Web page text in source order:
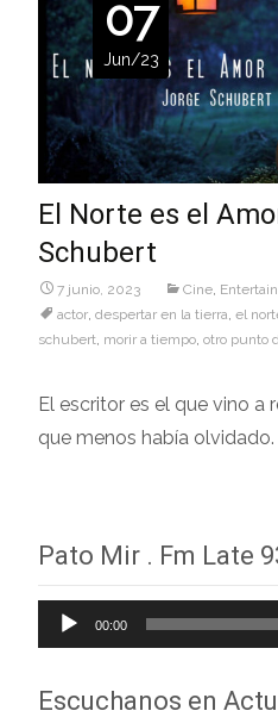
07
Jun/23
El Norte es el
Schubert
7 junio, 2023 Cine
actor despertar en la tierra el
schubert morir a tiempo otro punto
El escritor es el que vino a
que menos había olvidado.
Pato Mir . Fm Late
Reproductor
de
00:00
Escuchanos en